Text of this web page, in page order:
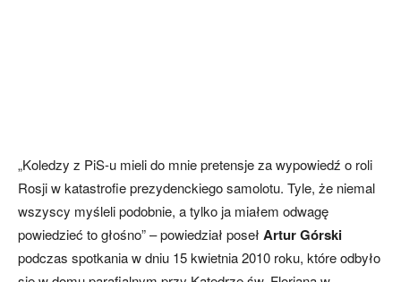
„Koledzy z PiS-u mieli do mnie pretensje za wypowiedź o roli
Rosji w katastrofie prezydenckiego samolotu. Tyle, że niemal
wszyscy myśleli podobnie, a tylko ja miałem odwagę
powiedzieć to głośno” – powiedział poseł Artur Górski
podczas spotkania w dniu 15 kwietnia 2010 roku, które odbyło